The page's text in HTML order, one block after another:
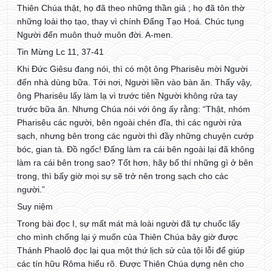
Thiên Chúa thật, họ đã theo những thần giả ; họ đã tôn thờ
những loài thọ tạo, thay vì chính Đấng Tạo Hoá. Chúc tụng
Người đến muôn thuở muôn đời. A-men.
Tin Mừng Lc 11, 37-41
Khi Ðức Giêsu đang nói, thì có một ông Pharisêu mời Người
đến nhà dùng bữa. Tới nơi, Người liền vào bàn ăn. Thấy vậy,
ông Pharisêu lấy làm lạ vì trước tiên Người không rửa tay
trước bữa ăn. Nhưng Chúa nói với ông ấy rằng: “Thật, nhóm
Pharisêu các người, bên ngoài chén đĩa, thì các người rửa
sạch, nhưng bên trong các người thì đầy những chuyện cướp
bóc, gian tà. Ðồ ngốc! Ðấng làm ra cái bên ngoài lại đã không
làm ra cái bên trong sao? Tốt hơn, hãy bố thí những gì ở bên
trong, thì bấy giờ mọi sự sẽ trở nên trong sạch cho các
người.”
Suy niệm
Trong bài đọc I, sự mất mát mà loài người đã tự chuốc lấy
cho mình chống lại ý muốn của Thiên Chúa bây giờ được
Thánh Phaolô đọc lại qua một thứ lịch sử của tội lỗi để giúp
các tín hữu Rôma hiểu rõ. Được Thiên Chúa dựng nên cho